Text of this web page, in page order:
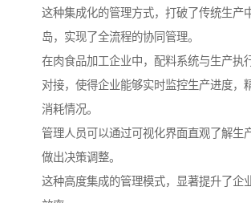
这种集成化的管理方式，打破了传统生产
岛，实现了全流程的协同管理。
在肉食品加工企业中，配料系统与生产执
对接，使得企业能够实时监控生产进度，
消耗情况。
管理人员可以通过可视化界面直观了解生
做出决策调整。
这种高度集成的管理模式，显著提升了企